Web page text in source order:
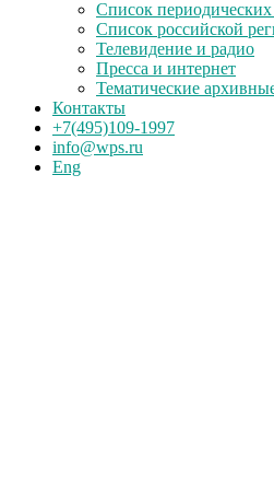
Список
Список российской
Телевидение и радио
Пресса и интернет
Тематические
Контакты
+7(495)109-1997
info@wps.ru
Eng